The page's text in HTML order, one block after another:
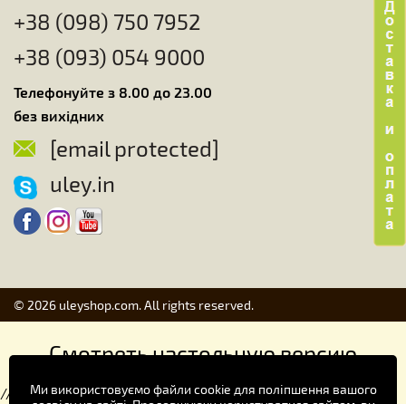
+38 (098) 750 7952
+38 (093) 054 9000
Телефонуйте з 8.00 до 23.00
без вихідних
[email protected]
uley.in
© 2026 uleyshop.com. All rights reserved.
Ми використовуємо файли cookie для поліпшення вашого
Смотреть настольную версию
//